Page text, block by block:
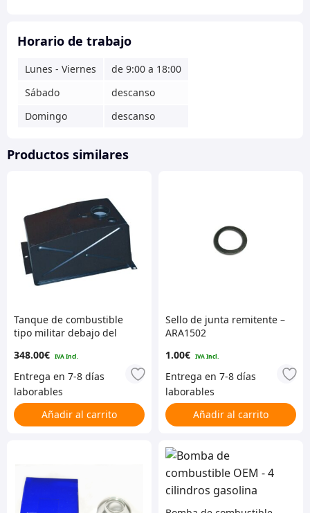
Horario de trabajo
Lunes - Viernes
de 9:00 a 18:00
Sábado
descanso
Domingo
descanso
Productos similares
Tanque de combustible
tipo militar debajo del
348.00€
Añadir al carrito
Sello de junta remitente –
ARA1502
1.00€
Añadir al carrito